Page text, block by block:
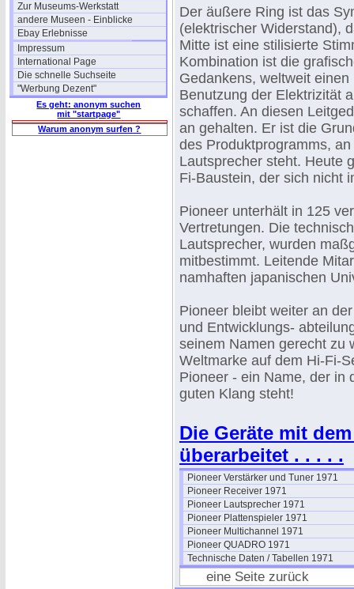
Zur Museums-Werkstatt
andere Museen - Einblicke
Ebay Erlebnisse
Impressum
International Page
Die schnelle Suchseite
"Werbung Dezent"
Es geht: anonym suchen
mit "startpage"
Warum anonym surfen ?
Der äußere Ring ist das
(elektrischer Widerstand),
Mitte ist eine stilisierte
Kombination ist die
Gedankens, weltweit
Benutzung der Elektrizität
schaffen. An diesen
an gehalten. Er ist die
des Produktprogramms,
Lautsprecher steht. Heute
Fi-Baustein, der sich nicht
Pioneer unterhält in 125
Vertretungen. Die
Lautsprecher, wurden
mitbestimmt. Leitende
namhaften japanischen
Pioneer bleibt weiter an
und Entwicklungs-
seinem Namen gerecht zu
Weltmarke auf dem Hi-Fi-
Pioneer - ein Name, der in
guten Klang steht!
Die Geräte mit
überarbeitet . . . . .
Pioneer Verstärker und Tuner 1971
Pioneer Receiver 1971
Pioneer Lautsprecher 1971
Pioneer Plattenspieler 1971
Pioneer Multichannel 1971
Pioneer QUADRO 1971
Technische Daten / Tabellen 1971
eine Seite zurück